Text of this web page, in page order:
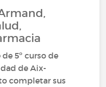
5º curso de
de Aix-
completar sus